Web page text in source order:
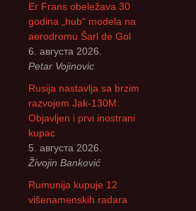
Er Frans obeležava 30
godina „hub“ modela na
aerodromu Šarl de Gol
6. августа 2026.
Petar Vojinovic
Rusija nastavlja sa brzim
razvojem Jak-130M:
Objavljen i prvi inostrani
kupac
5. августа 2026.
Živojin Banković
Rumunija kupuje 12
višenamenskih radara